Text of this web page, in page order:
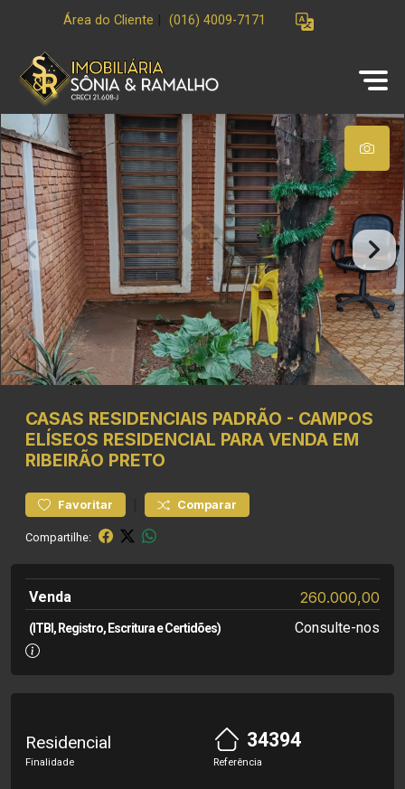
Área do Cliente (016) 4009-7171
CASAS RESIDENCIAIS PADRÃO - CAMPOS
ELÍSEOS RESIDENCIAL PARA VENDA EM
RIBEIRÃO PRETO
Favoritar Comparar
Compartilhe:
Venda 260.000,00
(ITBI, Registro, Escritura e Certidões) Consulte-nos
Residencial
Finalidade
34394
Referência